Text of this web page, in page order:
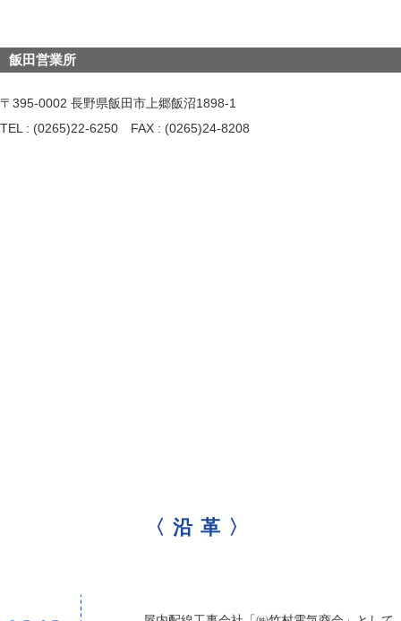
飯田営業所
〒395-0002 長野県飯田市上郷飯沼1898-1
TEL : (0265)22-6250 FAX : (0265)24-8208
〈沿革〉